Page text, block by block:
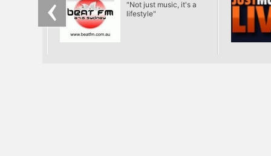
"Not just music, it's a
lifestyle"